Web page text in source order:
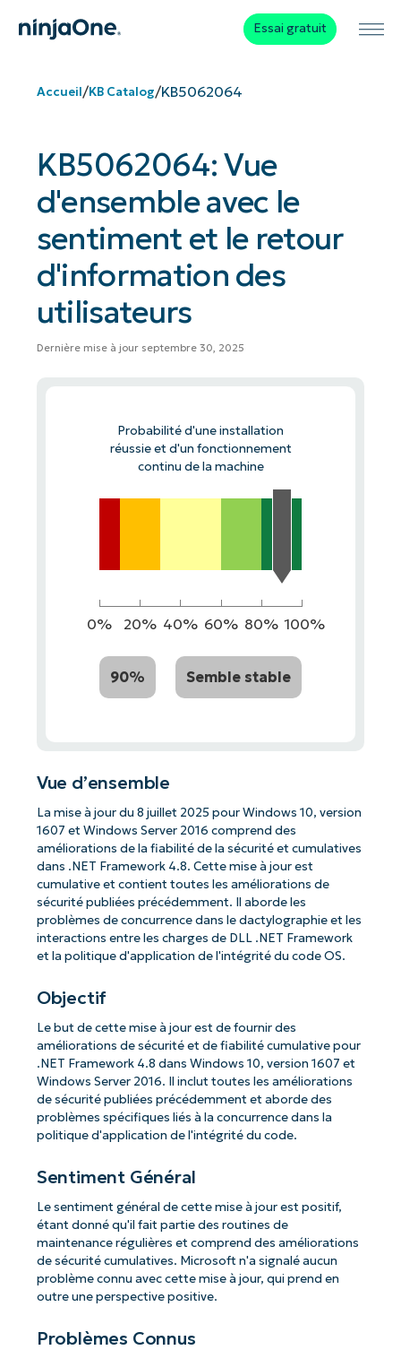
Essai gratuit
Accueil/KB Catalog/KB5062064
KB5062064: Vue
d'ensemble avec le
sentiment et le retour
d'information des
utilisateurs
Dernière mise à jour septembre 30, 2025
Probabilité d'une installation
réussie et d'un fonctionnement
continu de la machine
0% 20% 40% 60% 80% 100%
90% Semble stable
Vue d’ensemble
La mise à jour du 8 juillet 2025 pour Windows 10, version
1607 et Windows Server 2016 comprend des
améliorations de la fiabilité de la sécurité et cumulatives
dans .NET Framework 4.8. Cette mise à jour est
cumulative et contient toutes les améliorations de
sécurité publiées précédemment. Il aborde les
problèmes de concurrence dans le dactylographie et les
interactions entre les charges de DLL .NET Framework
et la politique d'application de l'intégrité du code OS.
Objectif
Le but de cette mise à jour est de fournir des
améliorations de sécurité et de fiabilité cumulative pour
.NET Framework 4.8 dans Windows 10, version 1607 et
Windows Server 2016. Il inclut toutes les améliorations
de sécurité publiées précédemment et aborde des
problèmes spécifiques liés à la concurrence dans la
politique d'application de l'intégrité du code.
Sentiment Général
Le sentiment général de cette mise à jour est positif,
étant donné qu'il fait partie des routines de
maintenance régulières et comprend des améliorations
de sécurité cumulatives. Microsoft n'a signalé aucun
problème connu avec cette mise à jour, qui prend en
outre une perspective positive.
Problèmes Connus